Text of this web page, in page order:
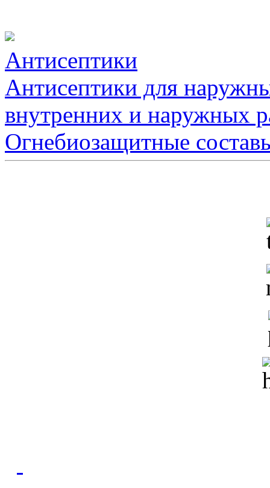
Антисептики
Антисептики для
внутренних и наружных
Огнебиозащитные